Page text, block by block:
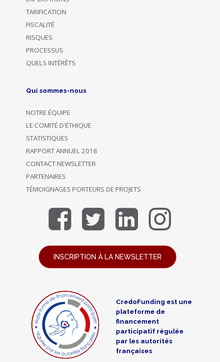
TARIFICATION
FISCALITÉ
RISQUES
PROCESSUS
QUELS INTÉRÊTS
Qui sommes-nous
NOTRE ÉQUIPE
LE COMITÉ D'ÉTHIQUE
STATISTIQUES
RAPPORT ANNUEL 2018
CONTACT NEWSLETTER
PARTENAIRES
TÉMOIGNAGES PORTEURS DE PROJETS
INSCRIPTION À LA NEWSLETTER
CredoFunding est une
plateforme de
financement
participatif régulée
par les autorités
françaises